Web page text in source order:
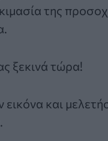
της
ξεκινά τώρα!
εικόνα και